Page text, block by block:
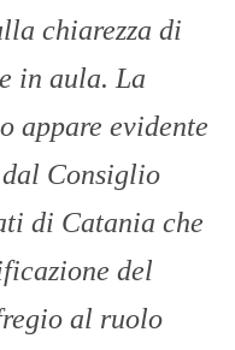
chiarezza di
in aula. La
appare evidente
dal Consiglio
di Catania che
del
al ruolo